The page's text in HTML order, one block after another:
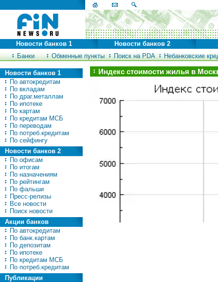
Банки Обменные пункты Поиск на PDA Небанковские
Новости банков 1 Новости банков 2
Новости банков 1
По автокредитам
По вкладам
По драг.металлам
По ипотеке
По картам
По кредитам МСБ
По переводам
По потреб.кредитам
По сейфингу
Новости банков 2
По офисам
По итогам
По назначениям
По рейтингам
По фальши
Пресс-релизы
Все новости
Поиск новости
Акции банков
По автокредитам
По банк.картам
По депозитам
По ипотеке
По кредитам МСБ
По потреб.кредитам
Публикации
Индекс стоимости жилья в